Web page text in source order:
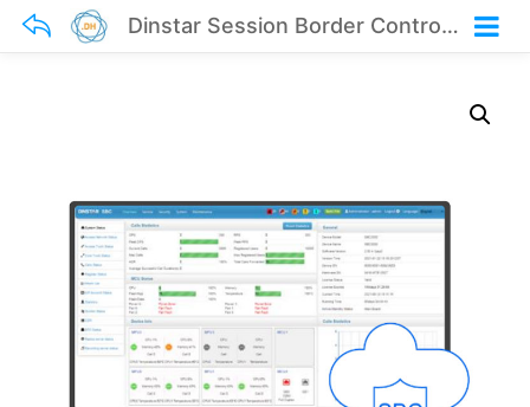
Dinstar Session Border Controller SBC8000